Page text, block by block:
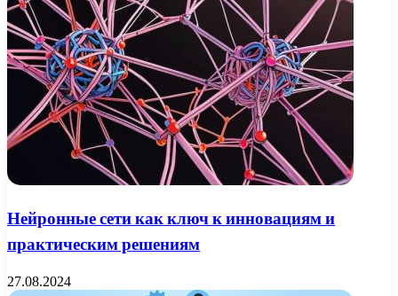
Нейронные сети как ключ к инновациям и
практическим решениям
27.08.2024